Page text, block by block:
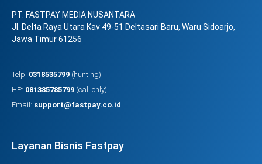
PT. FASTPAY MEDIA NUSANTARA
Jl. Delta Raya Utara Kav 49-51 Deltasari Baru, Waru Sidoarjo,
Jawa Timur 61256
Telp: 0318535799 (hunting)
HP: 081385785799 (call only)
Email: support@fastpay.co.id
Layanan Bisnis Fastpay